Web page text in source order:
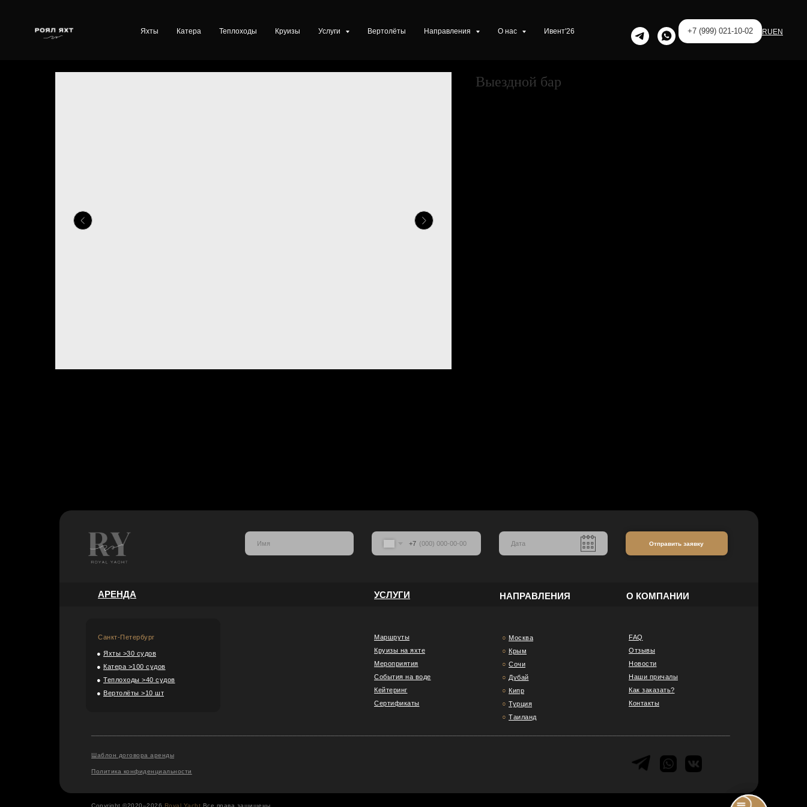
Яхты Катера Теплоходы Круизы Услуги Вертолёты Направления О нас Ивент'26 +7 (999) 021-10-02 RU EN
Выездной бар
Copyright ©2020–2026 Royal Yacht Все права защищены
Политика конфиденциальности
Шаблон договора аренды
FAQ
Отзывы
Новости
Наши причалы
Как заказать?
Контакты
Маршруты
Круизы на яхте
Мероприятия
События на воде
Кейтеринг
Сертификаты
○ Москва
○ Крым
○ Сочи
○ Дубай
○ Кипр
○ Турция
○ Таиланд
АРЕНДА НАПРАВЛЕНИЯ О КОМПАНИИ
+7 Отправить заявку
● Яхты >30 судов
● Катера >100 судов
● Теплоходы >40 судов
● Вертолёты >10 шт
Санкт-Петербург
УСЛУГИ